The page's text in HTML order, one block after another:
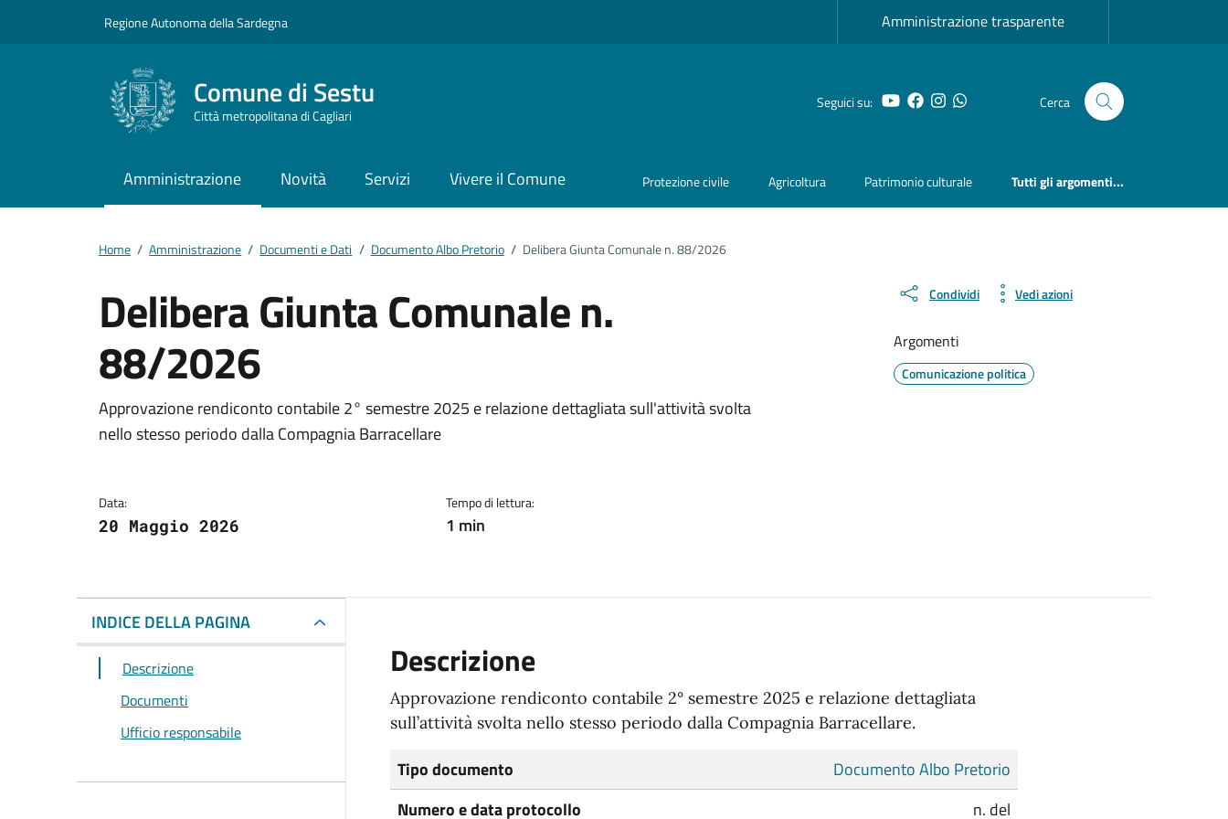
Regione Autonoma della Sardegna Amministrazione trasparente
Comune di Sestu
Città metropolitana di Cagliari
Seguici su: YouTube
Facebook
Instagram
Whatsapp Cerca
Amministrazione Novità Servizi Vivere il Comune Protezione civile Agricoltura Patrimonio culturale Tutti gli argomenti...
Home / Amministrazione / Documenti e Dati / Documento Albo Pretorio / Delibera Giunta Comunale n. 88/2026
Delibera Giunta Comunale n.
88/2026
Dettagli del documento
Approvazione rendiconto contabile 2° semestre 2025 e relazione dettagliata sull'attività svolta
nello stesso periodo dalla Compagnia Barracellare
Data:
20 Maggio 2026
Tempo di lettura:
1 min
Condividi Vedi azioni
Argomenti
Comunicazione politica
INDICE DELLA PAGINA
Descrizione
Documenti
Ufficio responsabile
Descrizione
Approvazione rendiconto contabile 2° semestre 2025 e relazione dettagliata
sull’attività svolta nello stesso periodo dalla Compagnia Barracellare.
Tipo documento
Documento Albo Pretorio
Numero e data protocollo
n. del